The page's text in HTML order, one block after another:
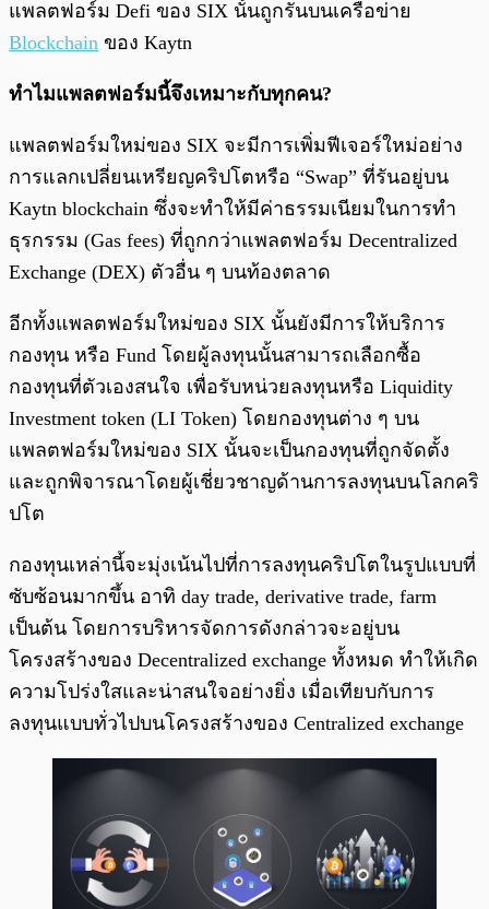
แพลตฟอร์ม Defi ของ SIX นั้นถูกรันบนเครือข่าย
Blockchain ของ Kaytn
ทําไมแพลตฟอร์มนี้จึงเหมาะกับทุกคน?
แพลตฟอร์มใหม่ของ SIX จะมีการเพิ่มฟีเจอร์ใหม่อย่าง
การแลกเปลี่ยนเหรียญคริปโตหรือ “Swap” ที่รันอยู่บน
Kaytn blockchain ซึ่งจะทําให้มีค่าธรรมเนียมในการทำ
ธุรกรรม (Gas fees) ที่ถูกกว่าแพลตฟอร์ม Decentralized
Exchange (DEX) ตัวอื่น ๆ บนท้องตลาด
อีกทั้งแพลตฟอร์มใหม่ของ SIX นั้นยังมีการให้บริการ
กองทุน หรือ Fund โดยผู้ลงทุนนั้นสามารถเลือกซื้อ
กองทุนที่ตัวเองสนใจ เพื่อรับหน่วยลงทุนหรือ Liquidity
Investment token (LI Token) โดยกองทุนต่าง ๆ บน
แพลตฟอร์มใหม่ของ SIX นั้นจะเป็นกองทุนที่ถูกจัดตั้ง
และถูกพิจารณาโดยผู้เชี่ยวชาญด้านการลงทุนบนโลกคริ
ปโต
กองทุนเหล่านี้จะมุ่งเน้นไปที่การลงทุนคริปโตในรูปแบบที่
ซับซ้อนมากขึ้น อาทิ day trade, derivative trade, farm
เป็นต้น โดยการบริหารจัดการดังกล่าวจะอยู่บน
โครงสร้างของ Decentralized exchange ทั้งหมด ทำให้เกิด
ความโปร่งใสและน่าสนใจอย่างยิ่ง เมื่อเทียบกับการ
ลงทุนแบบทั่วไปบนโครงสร้างของ Centralized exchange